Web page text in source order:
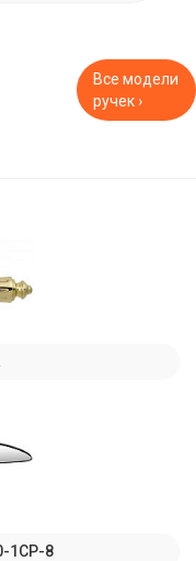
Все модели
ручек ›
1CP-8